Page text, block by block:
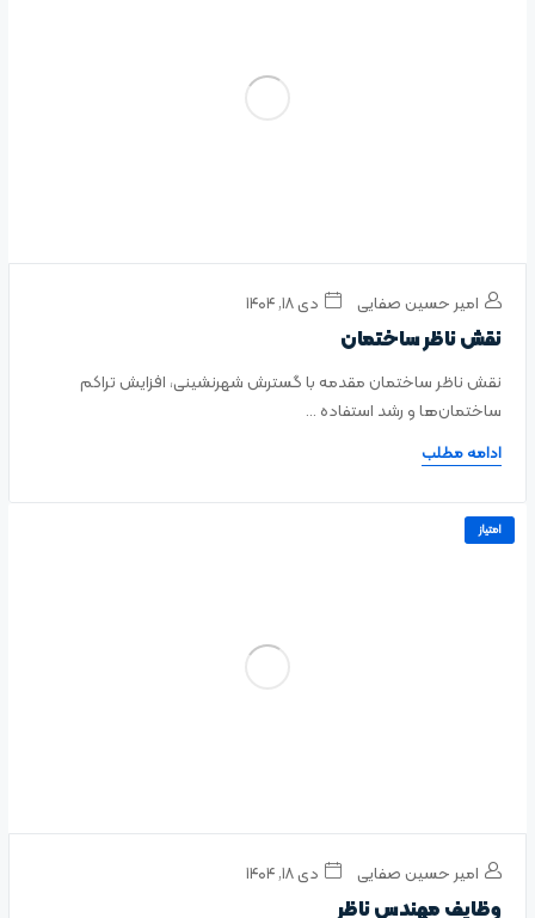
امیر حسین صفایی دی ۱۸, ۱۴۰۴
نقش ناظر ساختمان
نقش ناظر ساختمان مقدمه با گسترش شهرنشینی، افزایش تراکم
ساختمان‌ها و رشد استفاده ...
ادامه مطلب
امتیاز
امیر حسین صفایی دی ۱۸, ۱۴۰۴
وظایف مهندس ناظر